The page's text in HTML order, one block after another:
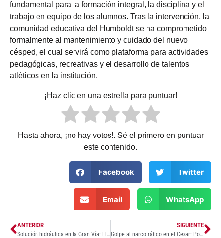
fundamental para la formación integral, la disciplina y el
trabajo en equipo de los alumnos. Tras la intervención, la
comunidad educativa del Humboldt se ha comprometido
formalmente al mantenimiento y cuidado del nuevo
césped, el cual servirá como plataforma para actividades
pedagógicas, recreativas y el desarrollo de talentos
atléticos en la institución.
¡Haz clic en una estrella para puntuar!
Hasta ahora, ¡no hay votos!. Sé el primero en puntuar
este contenido.
Facebook Twitter
Email WhatsApp
ANTERIOR
Solución hidráulica en la Gran Vía: El deprimido de Le Champ blindará al corredor universitario contra las lluvias
SIGUIENTE
Golpe al narcotráfico en el Cesar: Policía incauta 200 kilos de cocaína tras persecución en La Paz